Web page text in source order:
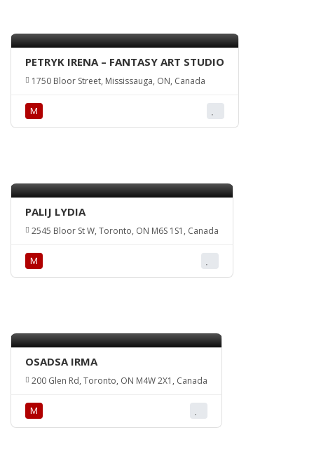
PETRYK IRENA – FANTASY ART STUDIO
1750 Bloor Street, Mississauga, ON, Canada
М
PALIJ LYDIA
2545 Bloor St W, Toronto, ON M6S 1S1, Canada
М
OSADSA IRMA
200 Glen Rd, Toronto, ON M4W 2X1, Canada
М